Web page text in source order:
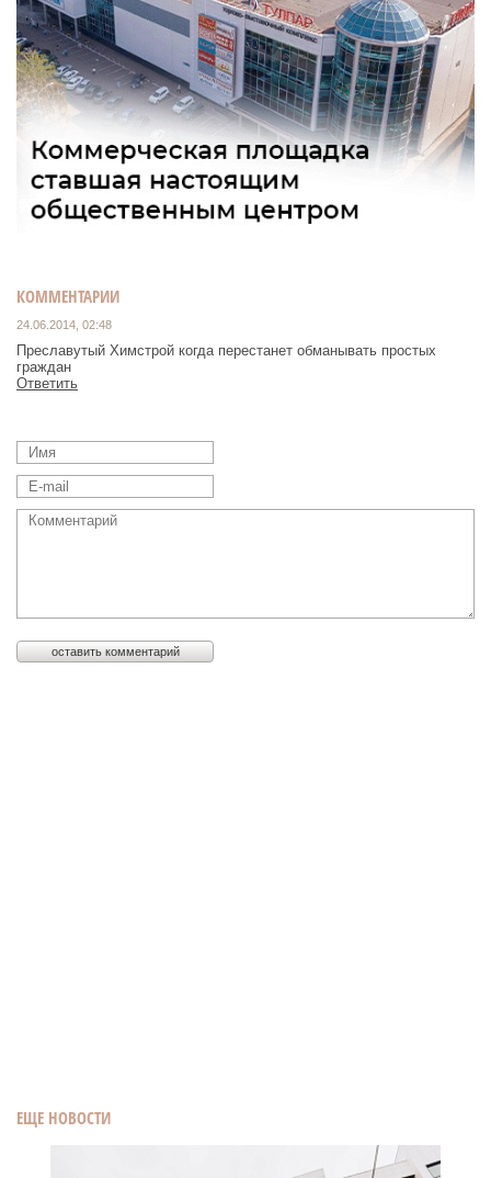
ЕЩЕ НОВОСТИ
КОММЕНТАРИИ
24.06.2014, 02:48
Преславутый Химстрой когда перестанет обманывать простых
граждан
Ответить